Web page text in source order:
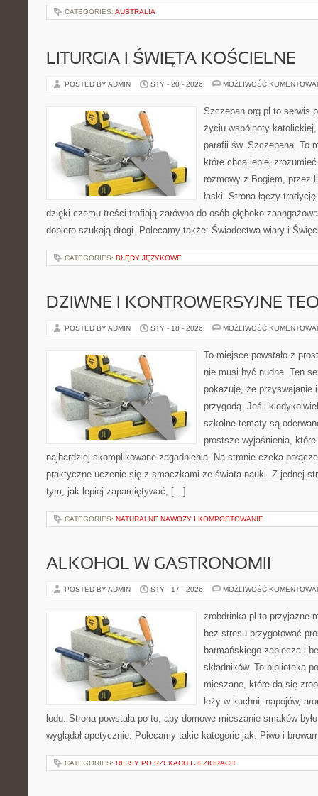
CATEGORIES: AUSTRALIA
LITURGIA I ŚWIĘTA KOŚCIELNE
POSTED BY ADMIN STY - 20 - 2026 MOŻLIWOŚĆ
Szczepan.org.pl to serwis
życiu wspólnoty
parafii św. Szczepana. To
które chcą lepiej
rozmowy z Bogiem, przez
łaski. Strona łączy
dzięki czemu treści trafiają zarówno do osób głęboko
dopiero szukają drogi. Polecamy także: Świadectwa wiary i
CATEGORIES: BŁĘDY JĘZYKOWE
DZIWNE I KONTROWERSYJNE
POSTED BY ADMIN STY - 18 - 2026 MOŻLIWOŚĆ
To miejsce powstało z
nie musi być nudna. Ten
pokazuje, że przyswajanie
przygodą. Jeśli
szkolne tematy są
prostsze wyjaśnienia,
najbardziej skomplikowane zagadnienia. Na stronie czeka
praktyczne uczenie się z smaczkami ze świata nauki. Z jednej
tym, jak lepiej zapamiętywać, […]
CATEGORIES: NATURALNE NAWOZY I KOMPOSTOWANIE
ALKOHOL W GASTRONOMII
POSTED BY ADMIN STY - 17 - 2026 MOŻLIWOŚĆ
zrobdrinka.pl to przyjazne
bez stresu przygotować
barmańskiego zaplecza i
składników. To biblioteka
mieszane, które da się
leży w kuchni: napojów,
lodu. Strona powstała po to, aby domowe mieszanie smaków
wyglądał apetycznie. Polecamy takie kategorie jak: Piwo i
CATEGORIES: REJSY PO RZEKACH I JEZIORACH